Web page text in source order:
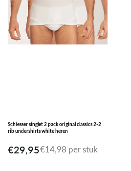
Schiesser singlet 2 pack original classics 2-2
rib undershirts white heren
€29,95€14,98 per stuk